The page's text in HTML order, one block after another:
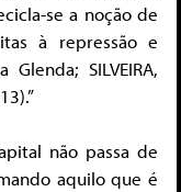
se a noção de
à repressão e
Glenda; SILVEIRA,
não passa de
aquilo que é